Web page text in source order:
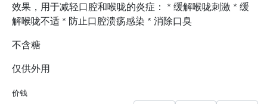
效果，用于减轻口腔和喉咙的炎症： * 缓解喉咙刺激 * 缓
解喉咙不适 * 防止口腔溃疡感染 * 消除口臭
不含糖
仅供外用
价钱